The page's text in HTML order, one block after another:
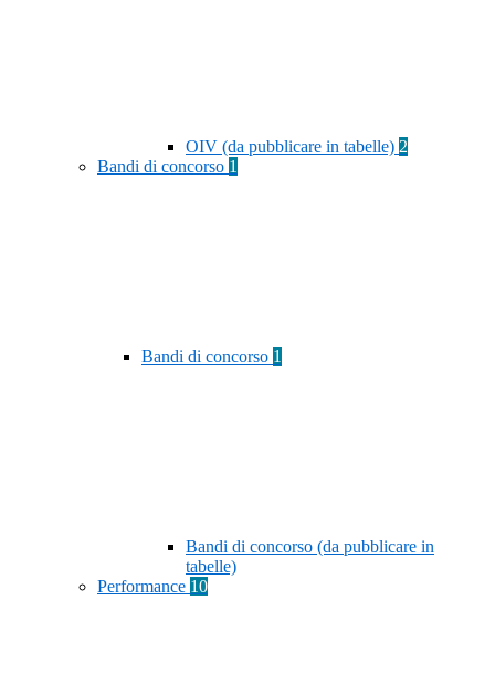
OIV (da pubblicare in tabelle) 2
Bandi di concorso 1
Bandi di concorso 1
Bandi di concorso (da pubblicare in
tabelle)
Performance 10